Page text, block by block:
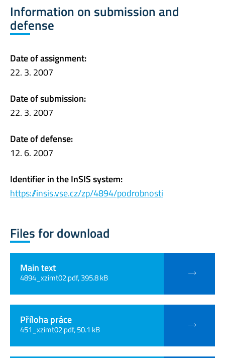
Information on submission and
defense
Date of assignment:
22. 3. 2007
Date of submission:
22. 3. 2007
Date of defense:
12. 6. 2007
Identifier in the InSIS system:
https://insis.vse.cz/zp/4894/podrobnosti
Files for download
Main text
4894_xzimt02.pdf, 395.8 kB
Příloha práce
451_xzimt02.pdf, 50.1 kB